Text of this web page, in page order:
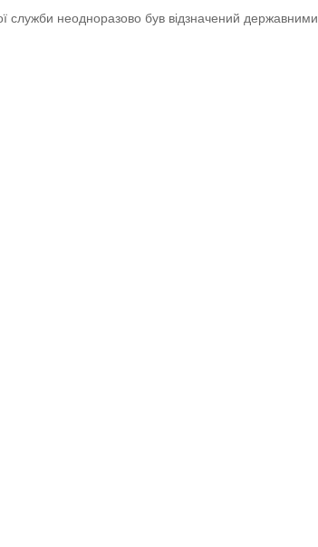
служби неодноразово був відзначений державними